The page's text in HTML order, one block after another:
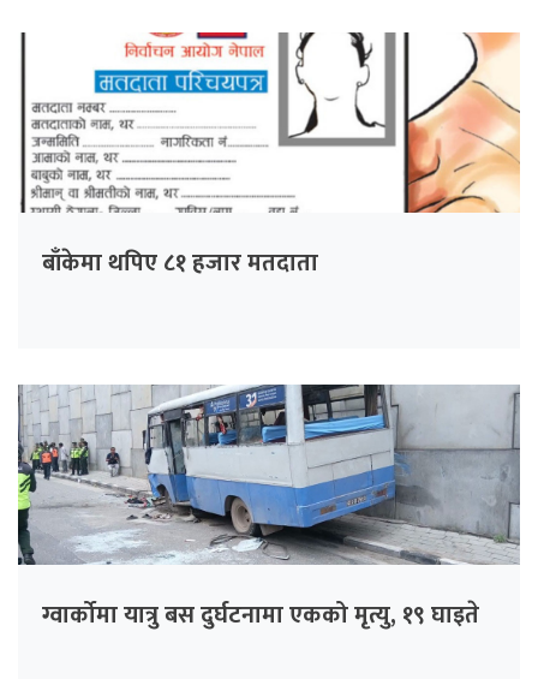
बाँकेमा थपिए ८१ हजार मतदाता
ग्वार्कोमा यात्रु बस दुर्घटनामा एकको मृत्यु, १९ घाइते